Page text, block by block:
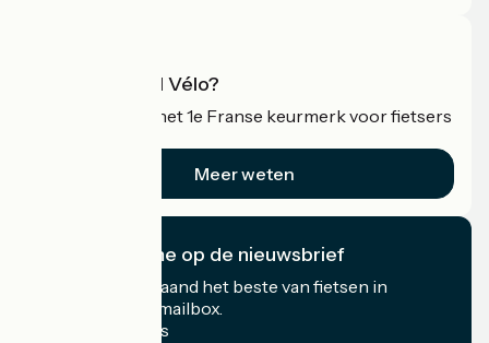
Wat is Accueil Vélo?
Accueil Vélo is het 1e Franse keurmerk voor fietsers
Meer weten
Ik abonneer me op de nieuwsbrief
Ontvang elke maand het beste van fietsen in
Frankrijk in uw mailbox.
Mijn e-mailadres